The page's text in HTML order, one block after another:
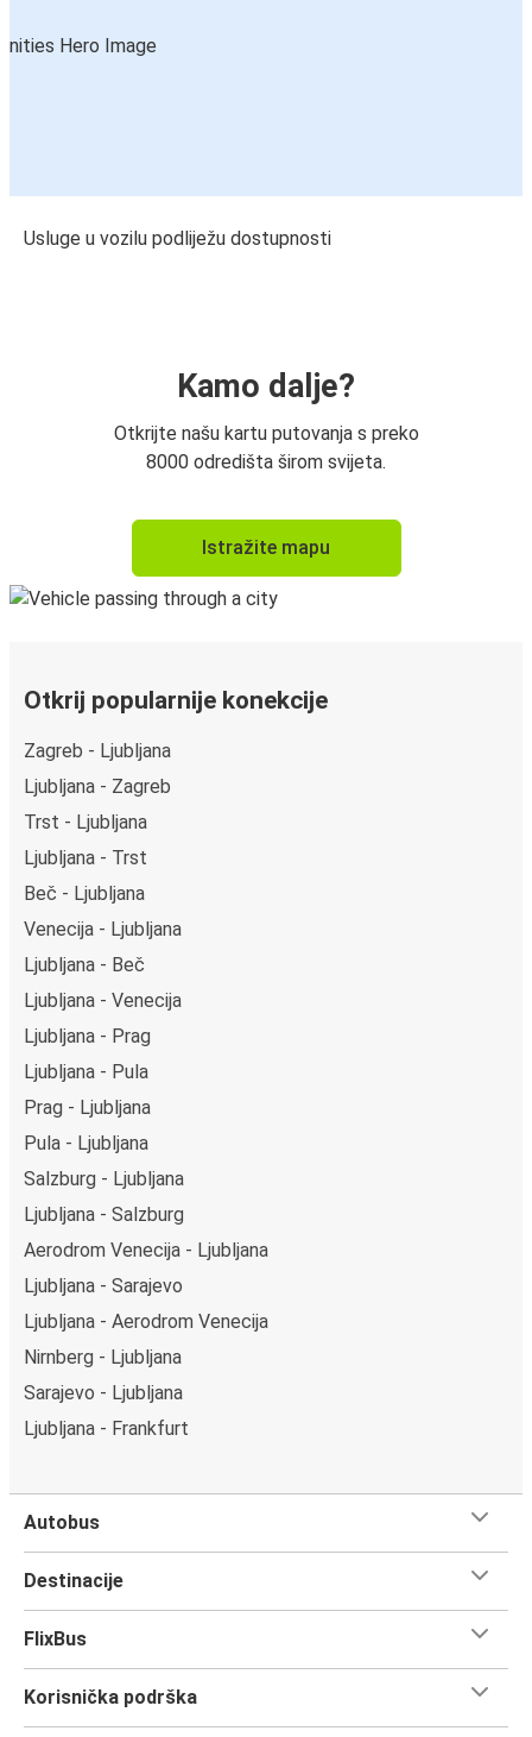
Usluge u vozilu podliježu dostupnosti
Kamo dalje?
Otkrijte našu kartu putovanja s preko
8000 odredišta širom svijeta.
Istražite mapu
Otkrij popularnije konekcije
Zagreb - Ljubljana
Ljubljana - Zagreb
Trst - Ljubljana
Ljubljana - Trst
Beč - Ljubljana
Venecija - Ljubljana
Ljubljana - Beč
Ljubljana - Venecija
Ljubljana - Prag
Ljubljana - Pula
Prag - Ljubljana
Pula - Ljubljana
Salzburg - Ljubljana
Ljubljana - Salzburg
Aerodrom Venecija - Ljubljana
Ljubljana - Sarajevo
Ljubljana - Aerodrom Venecija
Nirnberg - Ljubljana
Sarajevo - Ljubljana
Ljubljana - Frankfurt
Autobus
Destinacije
FlixBus
Korisnička podrška